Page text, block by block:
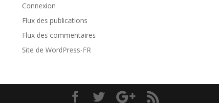
Connexion
Flux des publications
Flux des commentaires
Site de WordPress-FR